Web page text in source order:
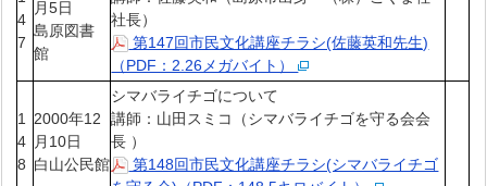
4
7
月5日
島原図書
館
社長）
第147回市民文化講座チラシ(佐藤英和先生)
（PDF：2.26メガバイト）
1
4
8
2000年12
月10日
白山公民館
シマバライチゴについて
講師：山田スミコ（シマバライチゴを守る会会
長 ）
第148回市民文化講座チラシ(シマバライチゴ